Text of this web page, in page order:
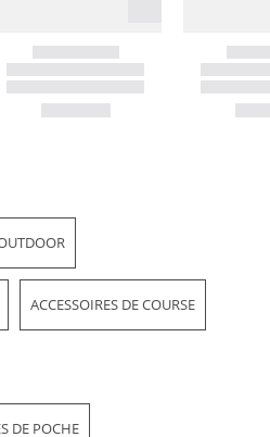
ACCESSOIRES DE COURSE
DE POCHE